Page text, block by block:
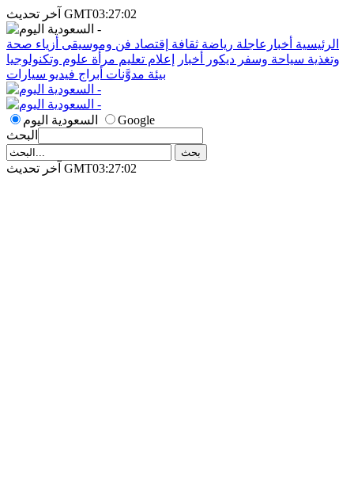
آخر تحديث GMT03:27:02
الرئيسية أخبارعاجلة رياضة ثقافة إقتصاد فن وموسيقى أزياء صحة
وتغذية سياحة وسفر ديكور أخبار إعلام تعليم مرأة علوم وتكنولوجيا
بيئة مدوَّنات أبراج فيديو سيارات
السعودية اليوم
Google
البحث
آخر تحديث GMT03:27:02